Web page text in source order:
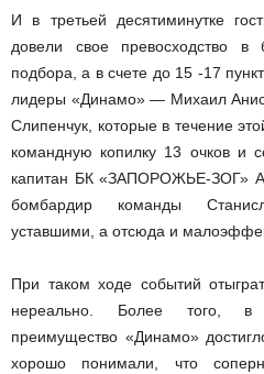
И в третьей десятиминутке
довели свое превосходство
подбора, а в счете до 15 -17
лидеры «Динамо» — Михаил
Слипенчук, которые в течение
командную копилку 13 очков и
капитан БК «ЗАПОРОЖЬЕ-ЗОГ»
бомбардир команды
уставшими, а отсюда и
При таком ходе событий
нереально. Более того, в
преимущество «Динамо»
хорошо понимали, что